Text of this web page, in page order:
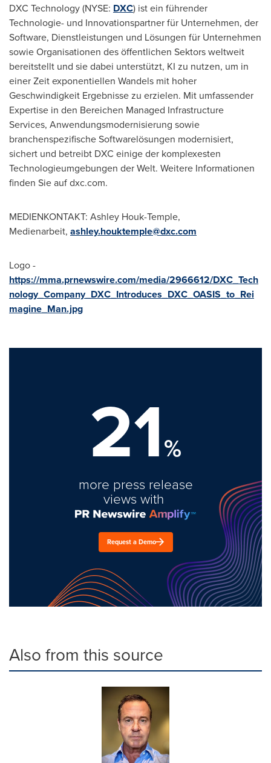
DXC Technology (NYSE: DXC) ist ein führender
Technologie- und Innovationspartner für Unternehmen, der
Software, Dienstleistungen und Lösungen für Unternehmen
sowie Organisationen des öffentlichen Sektors weltweit
bereitstellt und sie dabei unterstützt, KI zu nutzen, um in
einer Zeit exponentiellen Wandels mit hoher
Geschwindigkeit Ergebnisse zu erzielen. Mit umfassender
Expertise in den Bereichen Managed Infrastructure
Services, Anwendungsmodernisierung sowie
branchenspezifische Softwarelösungen modernisiert,
sichert und betreibt DXC einige der komplexesten
Technologieumgebungen der Welt. Weitere Informationen
finden Sie auf dxc.com.
MEDIENKONTAKT: Ashley Houk-Temple,
Medienarbeit, ashley.houktemple@dxc.com
Logo -
https://mma.prnewswire.com/media/2966612/DXC_Tech
nology_Company_DXC_Introduces_DXC_OASIS_to_Rei
magine_Man.jpg
21%
more press release
views with
Request a Demo
Also from this source